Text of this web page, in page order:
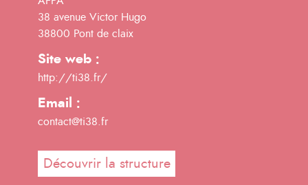
38 avenue Victor Hugo
38800 Pont de claix
Site web :
http://ti38.fr/
Email :
contact@ti38.fr
Découvrir la structure